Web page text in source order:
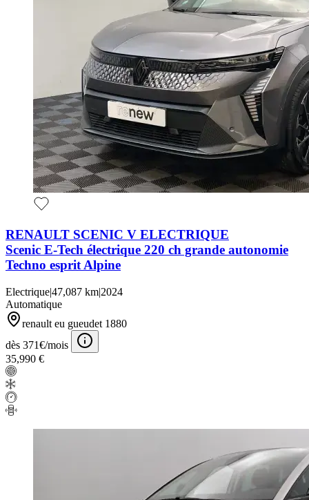
RENAULT SCENIC V ELECTRIQUE
Scenic E-Tech électrique 220 ch grande autonomie
Techno esprit Alpine
Electrique|47,087 km|2024
Automatique
renault eu gueudet 1880
dès 371€/mois
35,990 €